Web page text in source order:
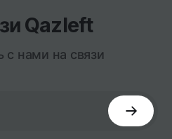
Qazleft
с нами на связи